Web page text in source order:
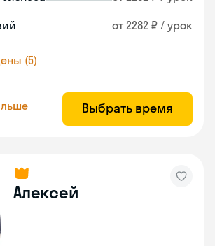
от 2282 ₽ / урок
(5)
Выбрать время
Алексей